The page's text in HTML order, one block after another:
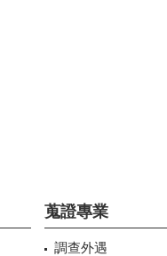
蒐證專業
調查外遇